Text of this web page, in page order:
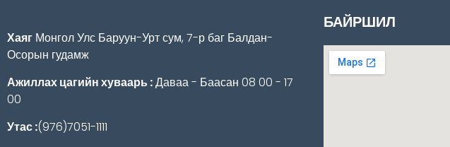
Хаяг Монгол Улс Баруун-Урт сум, 7-р баг Балдан-
Осорын гудамж
Ажиллах цагийн хуваарь :Даваа - Баасан 08 00 - 17
00
Утас :(976)7051-1111
БАЙРШИЛ